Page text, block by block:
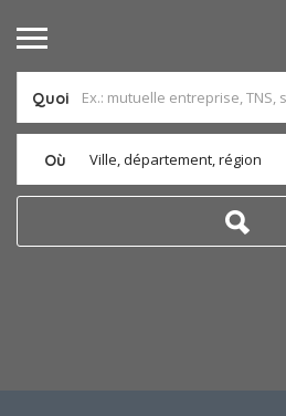
Quoi
Où Ville, département, région